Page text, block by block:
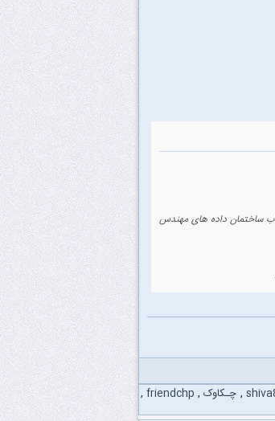
ساختمان داده های مهندس
, چـکاوک,
friendchp
,